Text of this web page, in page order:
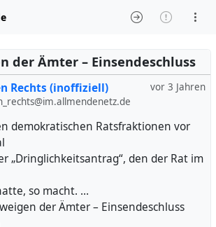
der Ämter – Einsendeschluss
vor 3 Jahren
Rechts (inoffiziell)
demokratischen Ratsfraktionen vor
„Dringlichkeitsantrag“, den der Rat im
so macht. …
der Ämter – Einsendeschluss